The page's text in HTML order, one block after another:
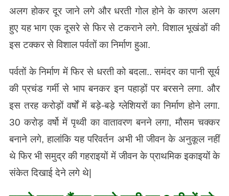
अलग होकर दूर जाने लगे और धरती गोल होने के कारण अलग
हुए यह भाग एक दूसरे से फिर से टकराने लगे. विशाल भूखंडों की
इस टक्कर से विशाल पर्वतों का निर्माण हुआ.
पर्वतों के निर्माण में फिर से धरती को बदला.. समंदर का पानी सूर्य
की प्रचंड गर्मी से भाप बनकर इन पहाड़ों पर बरसने लगा. और
इस तरह करोड़ों वर्षों में बड़े-बड़े ग्लेशियरों का निर्माण होने लगा.
30 करोड़ वर्षो में पृथ्वी का वातावरण बनने लगा, मौसम चक्कर
बनाने लगे, हालांकि यह परिवर्तन अभी भी जीवन के अनुकूल नहीं
थे फिर भी समुद्र की गहराइयों में जीवन के प्राथमिक इकाइयों के
संकेत दिखाई देने लगे थे|